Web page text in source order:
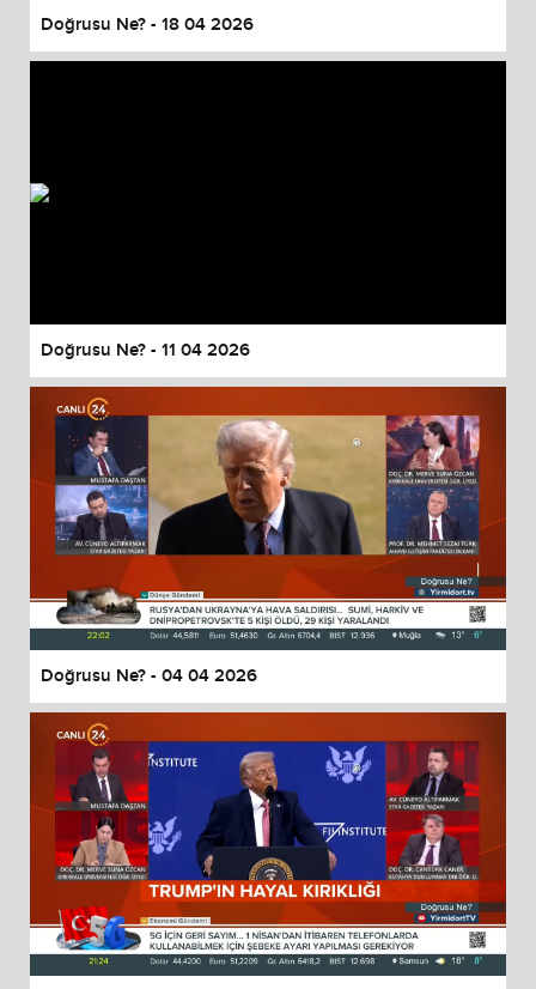
Doğrusu Ne? - 18 04 2026
Doğrusu Ne? - 11 04 2026
Doğrusu Ne? - 04 04 2026